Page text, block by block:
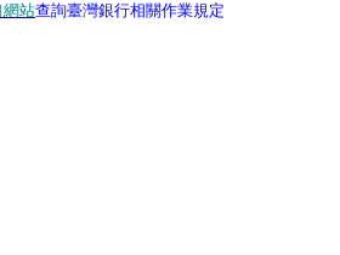
網站查詢臺灣銀行相關作業規定